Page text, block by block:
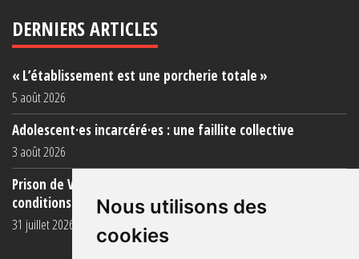
Nous utilisons des
cookies
DERNIERS ARTICLES
« L’établissement est une porcherie totale »
5 août 2026
Adolescent·es incarcéré·es : une faillite collective
3 août 2026
Prison de Vendin-le-Vieil : témoignage de familles sur les
conditions (...)
31 juillet 2026